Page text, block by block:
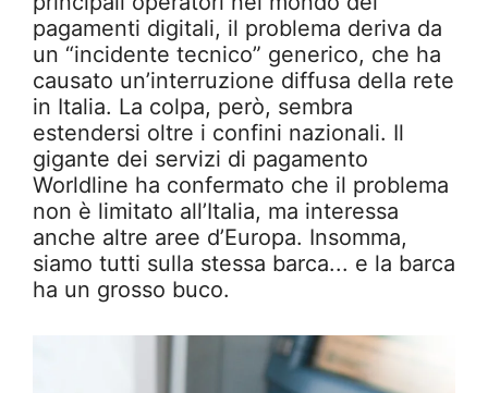
pagamenti digitali, il problema deriva da
un “incidente tecnico” generico, che ha
causato un’interruzione diffusa della rete
in Italia. La colpa, però, sembra
estendersi oltre i confini nazionali. Il
gigante dei servizi di pagamento
Worldline ha confermato che il problema
non è limitato all’Italia, ma interessa
anche altre aree d’Europa. Insomma,
siamo tutti sulla stessa barca... e la barca
ha un grosso buco.